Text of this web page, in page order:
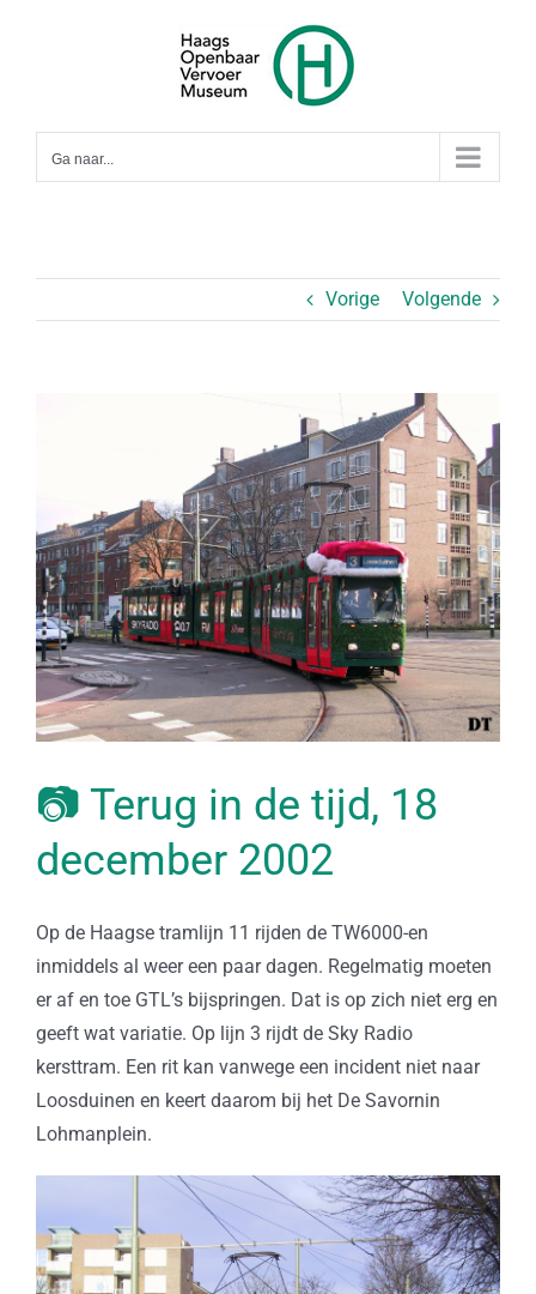
Ga naar...
Vorige Volgende
📷 Terug in de tijd, 18
december 2002
Op de Haagse tramlijn 11 rijden de TW6000-en
inmiddels al weer een paar dagen. Regelmatig moeten
er af en toe GTL’s bijspringen. Dat is op zich niet erg en
geeft wat variatie. Op lijn 3 rijdt de Sky Radio
kersttram. Een rit kan vanwege een incident niet naar
Loosduinen en keert daarom bij het De Savornin
Lohmanplein.